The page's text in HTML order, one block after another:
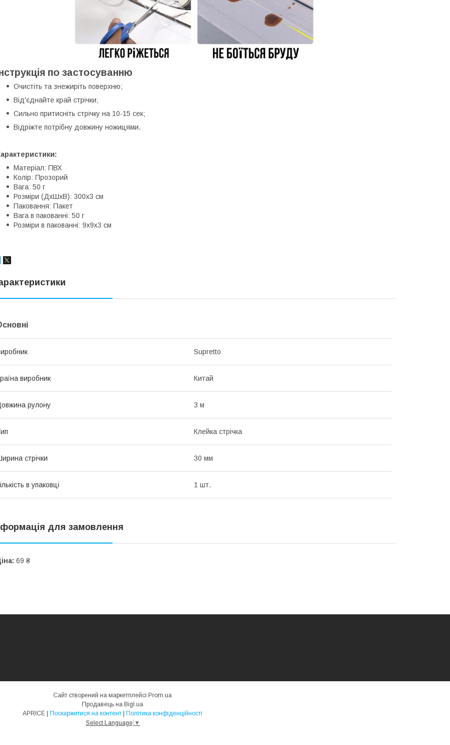
по застосуванню
Очистіть та знежиріть поверхню;
Від'єднайте край стрічки;
Сильно притисніть стрічку на 10-15 сек;
Відріжте потрібну довжину ножицями.
Матеріал: ПВХ
Колір: Прозорий
Вага: 50 г
Розміри (ДхШхВ): 300х3 см
Паковання: Пакет
Вага в пакованні: 50 г
Розміри в пакованні: 9х9х3 см
Supretto
виробник Китай
рулону 3 м
Клейка стрічка
стрічки 30 мм
в упаковці 1 шт.
для замовлення
69 ₴
Сайт створений на маркетплейсі Prom.ua
Продавець на Bigl.ua
Поскаржитися на контент
Політика конфіденційності
Select Language ▼